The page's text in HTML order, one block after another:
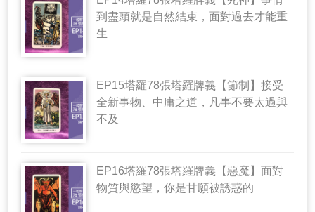
到盡頭就是自然結束，面對過去才能重
生
EP15塔羅78張塔羅牌義【節制】接受
全新事物、中庸之道，凡事不要太過與
不及
EP16塔羅78張塔羅牌義【惡魔】面對
物質與慾望，你是甘願被誘惑的